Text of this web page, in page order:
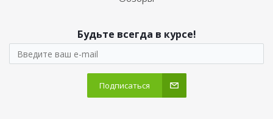
Будьте всегда в курсе!
Подписаться